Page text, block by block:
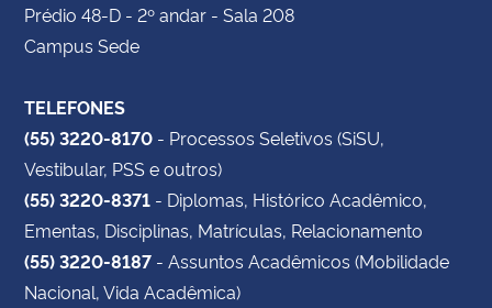
Prédio 48-D - 2º andar - Sala 208
Campus Sede
TELEFONES
(55) 3220-8170 - Processos Seletivos (SiSU,
Vestibular, PSS e outros)
(55) 3220-8371 - Diplomas, Histórico Acadêmico,
Ementas, Disciplinas, Matrículas, Relacionamento
(55) 3220-8187 - Assuntos Acadêmicos (Mobilidade
Nacional, Vida Acadêmica)